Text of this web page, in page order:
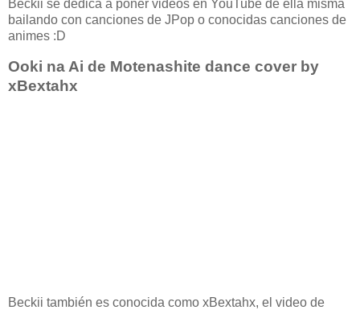
Beckii se dedica a poner videos en YouTube de ella misma
bailando con canciones de JPop o conocidas canciones de
animes :D
Ooki na Ai de Motenashite dance cover by
xBextahx
Beckii también es conocida como xBextahx, el video de